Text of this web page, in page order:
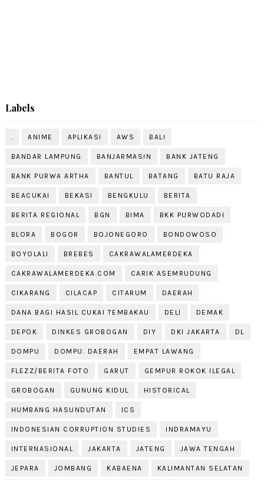
Labels
ANIME APLIKASI AWS BALI
BANDAR LAMPUNG BANJARMASIN BANK JATENG
BANK PURWA ARTHA BANTUL BATANG BATU RAJA
BEACUKAI BEKASI BENGKULU BERITA
BERITA REGIONAL BGN BIMA BKK PURWODADI
BLORA BOGOR BOJONEGORO BONDOWOSO
BOYOLALI BREBES CAKRAWALAMERDEKA
CAKRAWALAMERDEKA.COM CARIK ASEMRUDUNG
CIKARANG CILACAP CITARUM DAERAH
DANA BAGI HASIL CUKAI TEMBAKAU DELI DEMAK
DEPOK DINKES GROBOGAN DIY DKI JAKARTA DL
DOMPU DOMPU. DAERAH EMPAT LAWANG
FLEZZ/BERITA FOTO GARUT GEMPUR ROKOK ILEGAL
GROBOGAN GUNUNG KIDUL HISTORICAL
HUMBANG HASUNDUTAN ICS
INDONESIAN CORRUPTION STUDIES INDRAMAYU
INTERNASIONAL JAKARTA JATENG JAWA TENGAH
JEPARA JOMBANG KABAENA KALIMANTAN SELATAN